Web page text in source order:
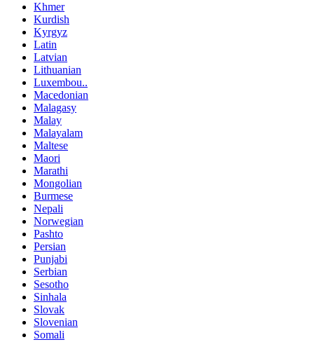
Khmer
Kurdish
Kyrgyz
Latin
Latvian
Lithuanian
Luxembou..
Macedonian
Malagasy
Malay
Malayalam
Maltese
Maori
Marathi
Mongolian
Burmese
Nepali
Norwegian
Pashto
Persian
Punjabi
Serbian
Sesotho
Sinhala
Slovak
Slovenian
Somali